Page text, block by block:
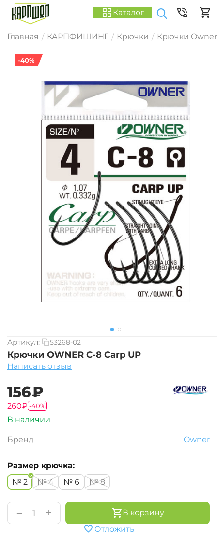
Каталог
Главная / КАРПФИШИНГ / Крючки / Крючки Owner
-40%
Артикул: 53268-02
Крючки OWNER C-8 Carp UP
Написать отзыв
‍156‍₽
‍260‍₽-40%
В наличии
Бренд Owner
Размер крючка:
№ 2
№ 4 № 6 № 8
+
−
В корзину
Отложить